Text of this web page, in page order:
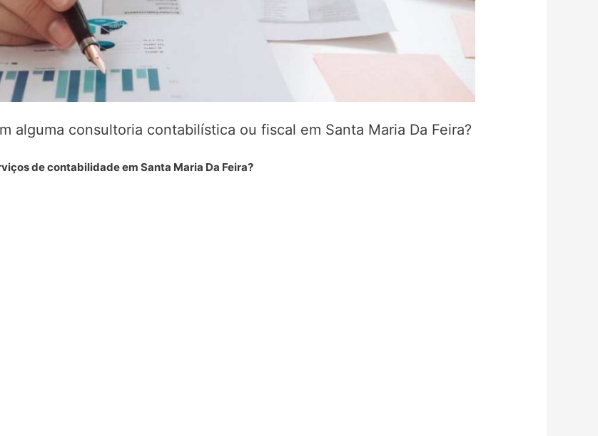
alguma consultoria contabilística ou fiscal em Santa Maria Da Feira?
de contabilidade em Santa Maria Da Feira?